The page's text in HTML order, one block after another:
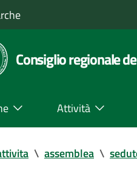
Consiglio regionale
Attività
\ assemblea \